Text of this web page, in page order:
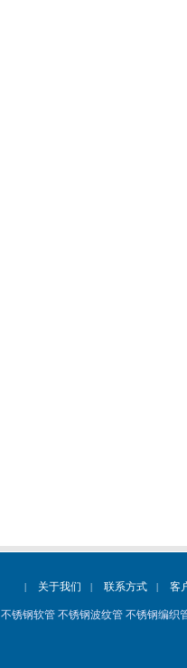
| 关于我们 | 联系方式 | 客
不锈钢软管 不锈钢波纹管 不锈钢编